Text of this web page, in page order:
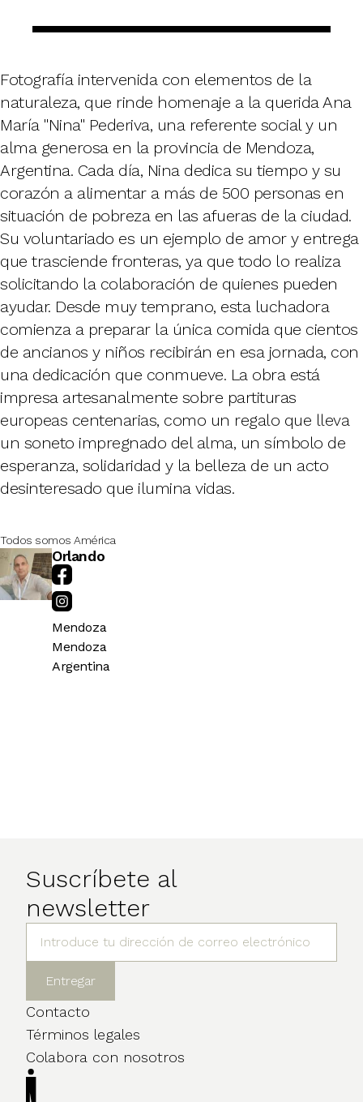
Fotografía intervenida con elementos de la
naturaleza, que rinde homenaje a la querida Ana
María "Nina" Pederiva, una referente social y un
alma generosa en la provincia de Mendoza,
Argentina. Cada día, Nina dedica su tiempo y su
corazón a alimentar a más de 500 personas en
situación de pobreza en las afueras de la ciudad.
Su voluntariado es un ejemplo de amor y entrega
que trasciende fronteras, ya que todo lo realiza
solicitando la colaboración de quienes pueden
ayudar. Desde muy temprano, esta luchadora
comienza a preparar la única comida que cientos
de ancianos y niños recibirán en esa jornada, con
una dedicación que conmueve. La obra está
impresa artesanalmente sobre partituras
europeas centenarias, como un regalo que lleva
un soneto impregnado del alma, un símbolo de
esperanza, solidaridad y la belleza de un acto
desinteresado que ilumina vidas.
Todos somos América
Orlando
Mendoza
Mendoza
Argentina
Suscríbete al
newsletter
Contacto
Términos legales
Colabora con nosotros